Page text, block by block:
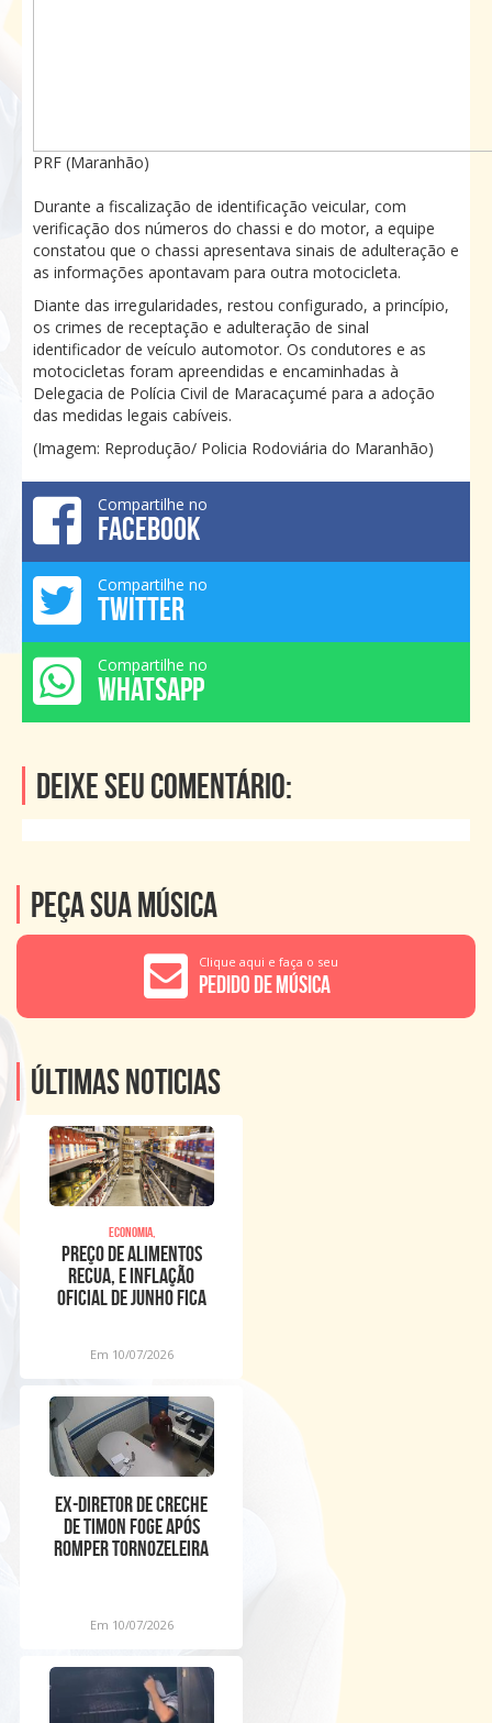
PRF (Maranhão)
Durante a fiscalização de identificação veicular, com
verificação dos números do chassi e do motor, a equipe
constatou que o chassi apresentava sinais de adulteração e
as informações apontavam para outra motocicleta.
Diante das irregularidades, restou configurado, a princípio,
os crimes de receptação e adulteração de sinal
identificador de veículo automotor. Os condutores e as
motocicletas foram apreendidas e encaminhadas à
Delegacia de Polícia Civil de Maracaçumé para a adoção
das medidas legais cabíveis.
(Imagem: Reprodução/ Policia Rodoviária do Maranhão)
Compartilhe no
FACEBOOK
Compartilhe no
TWITTER
Compartilhe no
WHATSAPP
Deixe seu comentário:
Peça sua música
Clique aqui e faça o seu
Pedido de Música
Últimas noticias
Economia,
Preço de alimentos
recua, e inflação
oficial de junho fica
Em 10/07/2026
Ex-diretor de creche
de Timon foge após
romper tornozeleira
Em 10/07/2026